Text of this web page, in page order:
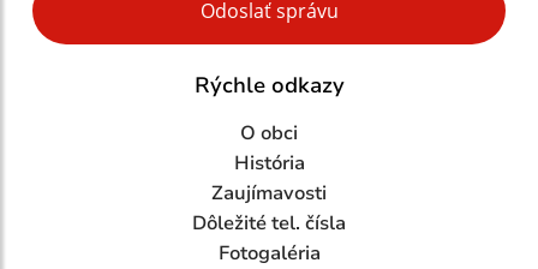
Odoslať správu
Rýchle odkazy
O obci
História
Zaujímavosti
Dôležité tel. čísla
Fotogaléria